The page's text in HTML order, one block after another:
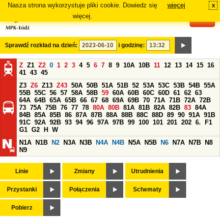
Nasza strona wykorzystuje pliki cookie. Dowiedz się
więcej.
więcej x
Sprawdź rozkład na dzień: i godzinę:
Z Z1 Z2 0 1 2 3 4 5 6 7 8 9 10A 10B 11 12 13 14 15 16
41 43 45
Z3 Z6 Z13 Z43 50A 50B 51A 51B 52 53A 53C 53B 54B 55A
55B 55C 56 57 58A 58B 59 60A 60B 60C 60D 61 62 63
64A 64B 65A 65B 66 67 68 69A 69B 70 71A 71B 72A 72B
73 75A 75B 76 77 78 80A 80B 81A 81B 82A 82B 83 84A
84B 85A 85B 86 87A 87B 88A 88B 88C 88D 89 90 91A 91B
91C 92A 92B 93 94 96 97A 97B 99 100 101 201 202 6.
F1
G1 G2 H
W
N1A
N1B N2 N3A N3B N4A N4B N5A N5B N6 N7A N7B
N8
N9
Linie Zmiany Utrudnienia
Przystanki Połączenia Schematy
Pobierz